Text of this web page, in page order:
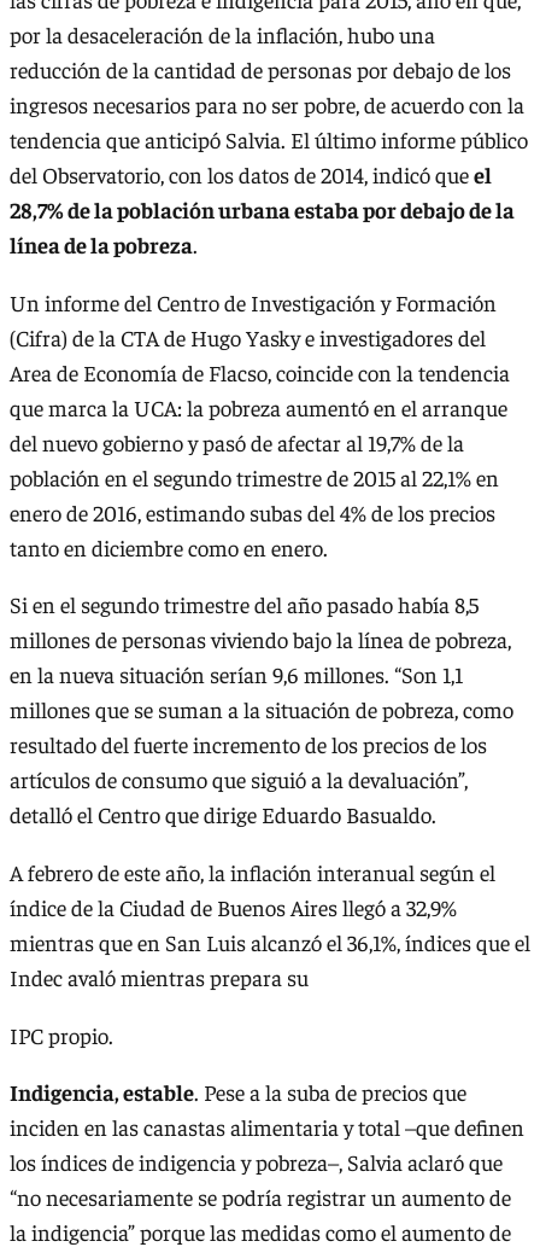
por la desaceleración de la inflación, hubo una
reducción de la cantidad de personas por debajo de los
ingresos necesarios para no ser pobre, de acuerdo con la
tendencia que anticipó Salvia. El último informe público
del Observatorio, con los datos de 2014, indicó queel
28,7% de la población urbana estaba por debajo de la
línea de la pobreza.
Un informe del Centro de Investigación y Formación
(Cifra) de la CTA de Hugo Yasky e investigadores del
Area de Economía de Flacso, coincide con la tendencia
que marca la UCA: la pobreza aumentó en el arranque
del nuevo gobierno y pasó de afectar al 19,7% de la
población en el segundo trimestre de 2015 al 22,1% en
enero de 2016, estimando subas del 4% de los precios
tanto en diciembre como en enero.
Si en el segundo trimestre del año pasado había 8,5
millones de personas viviendo bajo la línea de pobreza,
en la nueva situación serían 9,6 millones. “Son 1,1
millones que se suman a la situación de pobreza, como
resultado del fuerte incremento de los precios de los
artículos de consumo que siguió a la devaluación”,
detalló el Centro que dirige Eduardo Basualdo.
A febrero de este año, la inflación interanual según el
índice de la Ciudad de Buenos Aires llegó a 32,9%
mientras que en San Luis alcanzó el 36,1%, índices que el
Indec avaló mientras prepara su
IPC propio.
Indigencia, estable. Pese a la suba de precios que
inciden en las canastas alimentaria y total –que definen
los índices de indigencia y pobreza–, Salvia aclaró que
“no necesariamente se podría registrar un aumento de
la indigencia” porque las medidas como el aumento de